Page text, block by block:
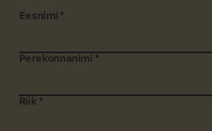
Eesnimi *
Perekonnanimi *
Riik *